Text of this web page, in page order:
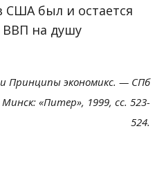
США был и остается
ВВП на душу
Принципы экономикс. — СПб
«Питер», 1999, сс. 523-
524.